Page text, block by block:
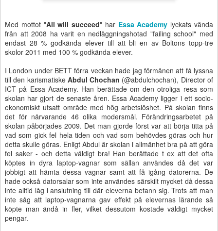
Med mottot "All will succeed" har Essa Academy lyckats vända
från att 2008 ha varit en nedläggningshotad "failing school" med
endast 28 % godkända elever till att bli en av Boltons topp-tre
skolor 2011 med 100 % godkända elever.
I London under BETT förra veckan hade jag förmånen att få lyssna
till den karismatiske Abdul Chochan (@abdulchochan), Director of
ICT på Essa Academy. Han berättade om den otroliga resa som
skolan har gjort de senaste åren. Essa Academy ligger i ett socio-
ekonomiskt utsatt område med hög arbetslöshet. På skolan finns
det för närvarande 46 olika modersmål. Förändringsarbetet på
skolan påbörjades 2009. Det man gjorde först var att börja titta på
vad som gick fel hela tiden och vad som behövdes göras och hur
detta skulle göras. Enligt Abdul är skolan i allmänhet bra på att göra
fel saker - och detta väldigt bra! Han berättade t ex att det ofta
köptes in dyra laptop-vagnar som sällan användes då det var
jobbigt att hämta dessa vagnar samt att få igång datorerna. De
hade också datorsalar som inte användes särskilt mycket då dessa
inte alltid låg i anslutning till där eleverna befann sig. Trots att man
inte såg att laptop-vagnarna gav effekt på elevernas lärande så
köpte man ändå in fler, vilket dessutom kostade väldigt mycket
pengar.